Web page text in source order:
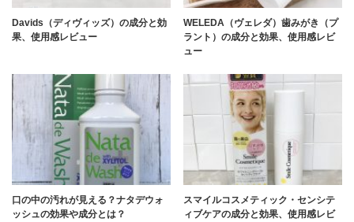
Davids（ディヴィッズ）の成分と効
果、使用感レビュー
WELEDA（ヴェレダ）歯みがき（プ
ラント）の成分と効果、使用感レビ
ュー
口の中の汚れが見える？ナタデウォ
ッシュの効果や成分とは？
スマイルコスメティック・センシテ
ィブケアの成分と効果、使用感レビ